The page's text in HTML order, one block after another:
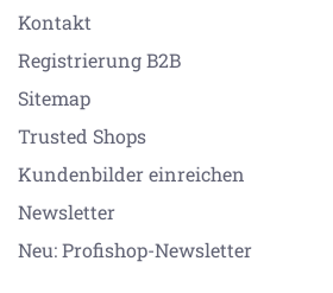
Kontakt
Registrierung B2B
Sitemap
Trusted Shops
Kundenbilder einreichen
Newsletter
Neu: Profishop-Newsletter